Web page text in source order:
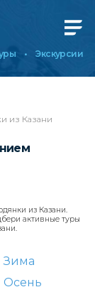
Экскурсии
из Казани
из Казани.
активные туры
Зима
Осень